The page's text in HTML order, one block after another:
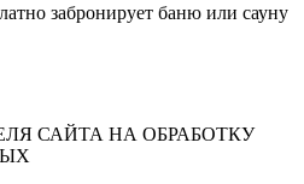
забронирует баню или сауну
САЙТА НА ОБРАБОТКУ